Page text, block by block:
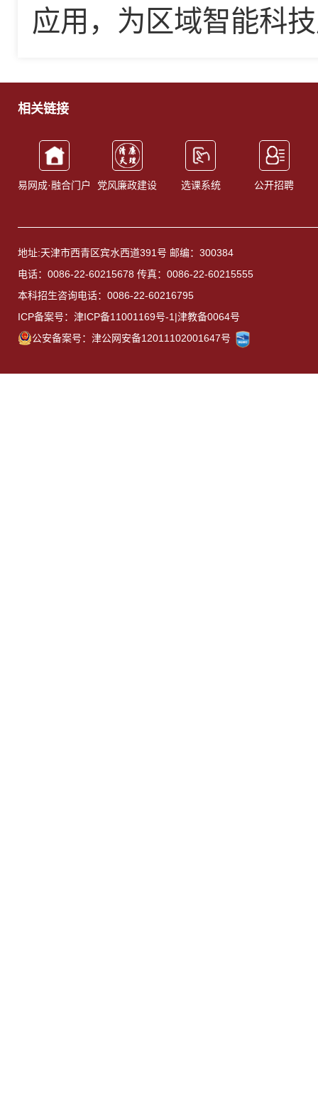
应用，为区域智能科
相关链接
易网成·融合门户 党风廉政建设 选课系统 公开招聘
地址:天津市西青区宾水西道391号 邮编：300384
电话：0086-22-60215678 传真：0086-22-60215555
本科招生咨询电话：0086-22-60216795
ICP备案号：津ICP备11001169号-1|津教备0064号
公安备案号：津公网安备12011102001647号